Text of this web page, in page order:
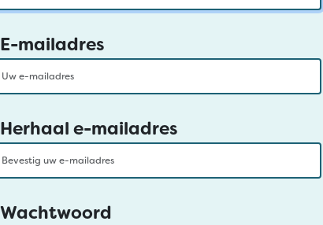
E-mailadres
Herhaal e-mailadres
Wachtwoord